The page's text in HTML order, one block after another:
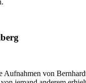
Aufnahmen von